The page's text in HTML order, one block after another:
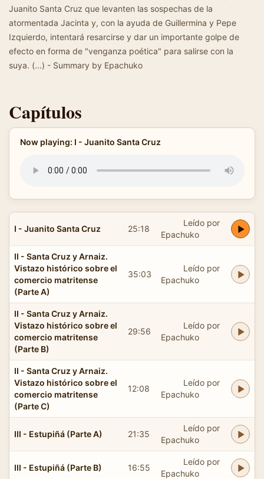
Juanito Santa Cruz que levanten las sospechas de la
atormentada Jacinta y, con la ayuda de Guillermina y Pepe
Izquierdo, intentará resarcirse y dar un importante golpe de
efecto en forma de "venganza poética" para salirse con la
suya. (...) - Summary by Epachuko
Capítulos
Now playing: I - Juanito Santa Cruz
I - Juanito Santa Cruz 25:18
Leído por
Epachuko
II - Santa Cruz y Arnaiz.
Vistazo histórico sobre el
comercio matritense
(Parte A)
35:03
Leído por
Epachuko
II - Santa Cruz y Arnaiz.
Vistazo histórico sobre el
comercio matritense
(Parte B)
29:56
Leído por
Epachuko
II - Santa Cruz y Arnaiz.
Vistazo histórico sobre el
comercio matritense
(Parte C)
12:08
Leído por
Epachuko
III - Estupiñá (Parte A) 21:35
Leído por
Epachuko
III - Estupiñá (Parte B) 16:55
Leído por
Epachuko